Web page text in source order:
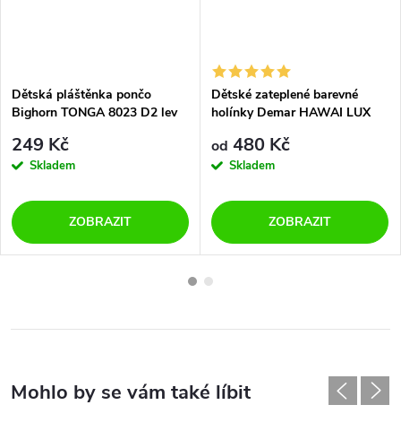
Dětská pláštěnka pončo
Bighorn TONGA 8023 D2 lev
249 Kč
Skladem
ZOBRAZIT
Dětské zateplené barevné
holínky Demar HAWAI LUX
plameny
od 480 Kč
Skladem
ZOBRAZIT